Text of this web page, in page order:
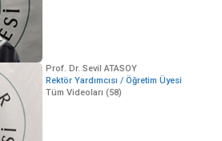
Prof. Dr. Sevil ATASOY
Rektör Yardımcısı / Öğretim Üyesi
Tüm Videoları (58)